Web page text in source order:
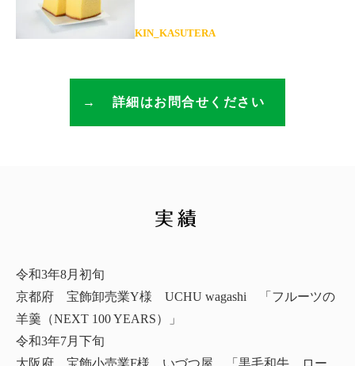
KIN_KASUTERA
詳細はお問合せください
実績
令和3年8月初旬
京都府 宝飾卸売業Y様 UCHU wagashi 「フルーツの
羊羹（NEXT 100 YEARS）」
令和3年7月下旬
大阪府 宝飾小売業F様 いづつ屋 「黒毛和牛 ロー